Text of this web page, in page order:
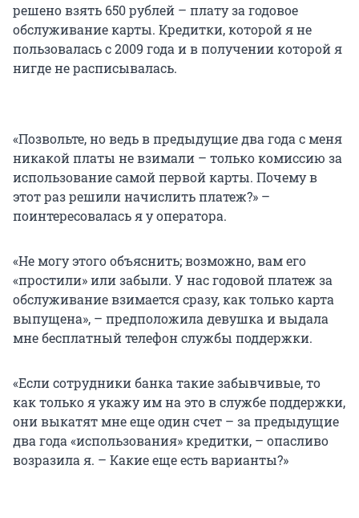
решено взять 650 рублей – плату за годовое
обслуживание карты. Кредитки, которой я не
пользовалась с 2009 года и в получении которой я
нигде не расписывалась.
«Позвольте, но ведь в предыдущие два года с меня
никакой платы не взимали – только комиссию за
использование самой первой карты. Почему в
этот раз решили начислить платеж?» –
поинтересовалась я у оператора.
«Не могу этого объяснить; возможно, вам его
«простили» или забыли. У нас годовой платеж за
обслуживание взимается сразу, как только карта
выпущена», – предположила девушка и выдала
мне бесплатный телефон службы поддержки.
«Если сотрудники банка такие забывчивые, то
как только я укажу им на это в службе поддержки,
они выкатят мне еще один счет – за предыдущие
два года «использования» кредитки, – опасливо
возразила я. – Какие еще есть варианты?»